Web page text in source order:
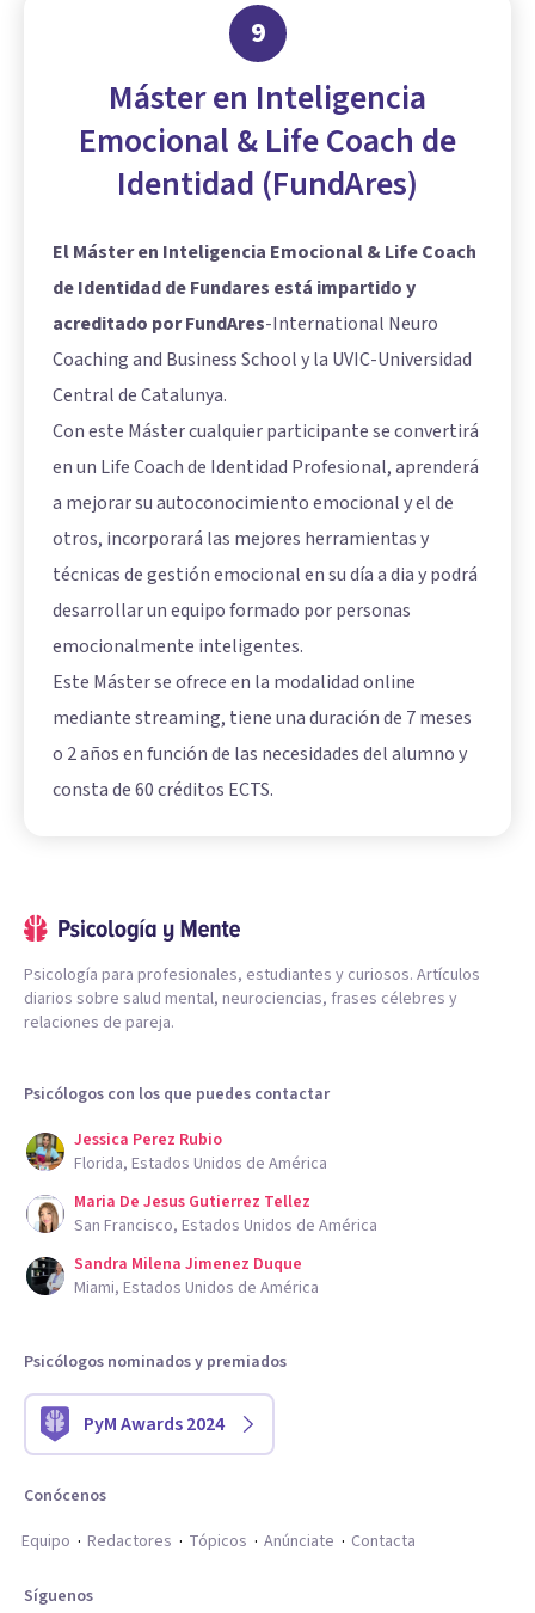
9
Máster en Inteligencia
Emocional & Life Coach de
Identidad (FundAres)
El Máster en Inteligencia Emocional & Life Coach
de Identidad de Fundares está impartido y
acreditado por FundAres-International Neuro
Coaching and Business School y la UVIC-Universidad
Central de Catalunya.
Con este Máster cualquier participante se convertirá
en un Life Coach de Identidad Profesional, aprenderá
a mejorar su autoconocimiento emocional y el de
otros, incorporará las mejores herramientas y
técnicas de gestión emocional en su día a dia y podrá
desarrollar un equipo formado por personas
emocionalmente inteligentes.
Este Máster se ofrece en la modalidad online
mediante streaming, tiene una duración de 7 meses
o 2 años en función de las necesidades del alumno y
consta de 60 créditos ECTS.
Psicología para profesionales, estudiantes y curiosos. Artículos
diarios sobre salud mental, neurociencias, frases célebres y
relaciones de pareja.
Psicólogos con los que puedes contactar
Jessica Perez Rubio
Florida, Estados Unidos de América
Maria De Jesus Gutierrez Tellez
San Francisco, Estados Unidos de América
Sandra Milena Jimenez Duque
Miami, Estados Unidos de América
Psicólogos nominados y premiados
PyM Awards 2024
Conócenos
Equipo
Redactores Tópicos Anúnciate Contacta
Síguenos